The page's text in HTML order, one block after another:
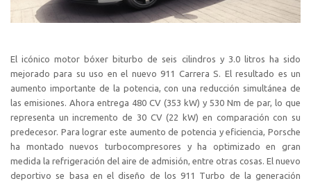
El icónico motor bóxer biturbo de seis cilindros y 3.0 litros ha sido
mejorado para su uso en el nuevo 911 Carrera S. El resultado es un
aumento importante de la potencia, con una reducción simultánea de
las emisiones. Ahora entrega 480 CV (353 kW) y 530 Nm de par, lo que
representa un incremento de 30 CV (22 kW) en comparación con su
predecesor. Para lograr este aumento de potencia y eficiencia, Porsche
ha montado nuevos turbocompresores y ha optimizado en gran
medida la refrigeración del aire de admisión, entre otras cosas. El nuevo
deportivo se basa en el diseño de los 911 Turbo de la generación